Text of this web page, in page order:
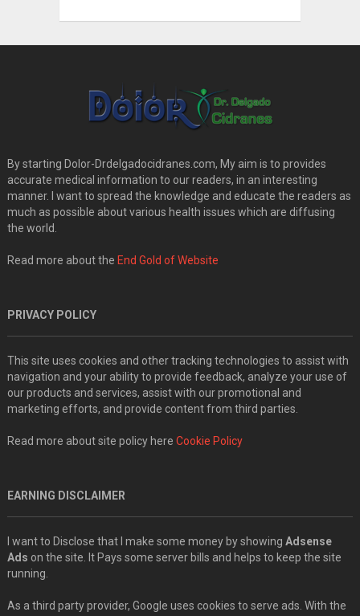
By starting Dolor-Drdelgadocidranes.com, My aim is to provides
accurate medical information to our readers, in an interesting
manner. I want to spread the knowledge and educate the readers as
much as possible about various health issues which are diffusing
the world.
Read more about the End Gold of Website
PRIVACY POLICY
This site uses cookies and other tracking technologies to assist with
navigation and your ability to provide feedback, analyze your use of
our products and services, assist with our promotional and
marketing efforts, and provide content from third parties.
Read more about site policy here Cookie Policy
EARNING DISCLAIMER
I want to Disclose that I make some money by showing Adsense
Ads on the site. It Pays some server bills and helps to keep the site
running.
As a third party provider, Google uses cookies to serve ads. With the